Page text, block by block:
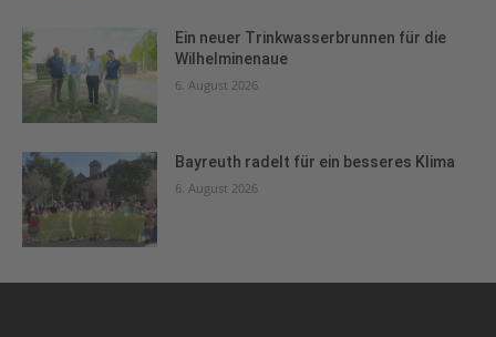
Ein neuer Trinkwasserbrunnen für die
Wilhelminenaue
6. August 2026
Bayreuth radelt für ein besseres Klima
6. August 2026